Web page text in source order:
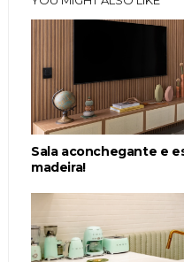
Sala aconchegante e
madeira!